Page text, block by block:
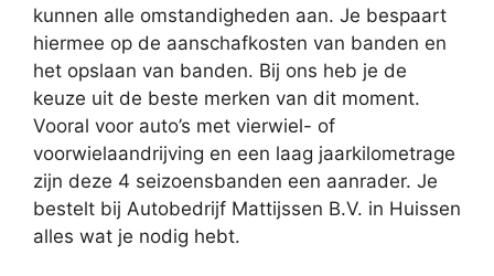
kunnen alle omstandigheden aan. Je bespaart
hiermee op de aanschafkosten van banden en
het opslaan van banden. Bij ons heb je de
keuze uit de beste merken van dit moment.
Vooral voor auto’s met vierwiel- of
voorwielaandrijving en een laag jaarkilometrage
zijn deze 4 seizoensbanden een aanrader. Je
bestelt bij Autobedrijf Mattijssen B.V. in Huissen
alles wat je nodig hebt.